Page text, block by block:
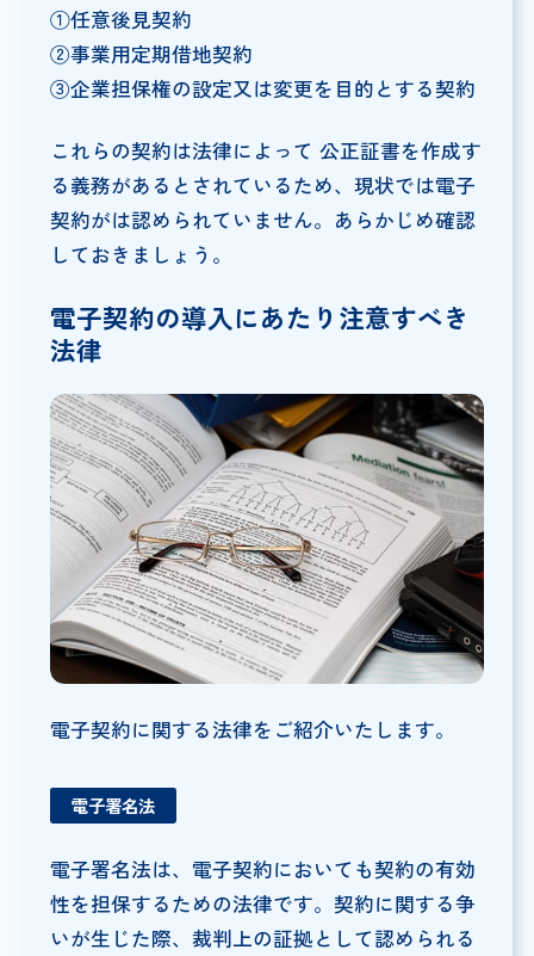
①任意後見契約
②事業用定期借地契約
③企業担保権の設定又は変更を目的とする契約
これらの契約は法律によって 公正証書を作成す
る義務があるとされているため、現状では電子
契約がは認められていません。あらかじめ確認
しておきましょう。
電子契約の導入にあたり注意すべき
法律
電子契約に関する法律をご紹介いたします。
電子署名法
電子署名法は、電子契約においても契約の有効
性を担保するための法律です。契約に関する争
いが生じた際、裁判上の証拠として認められる